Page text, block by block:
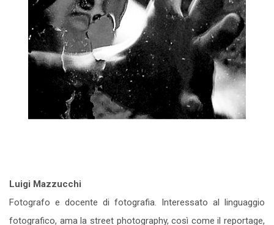
Luigi Mazzucchi
Fotografo e docente di fotografia. Interessato al linguaggio
fotografico, ama la street photography, così come il reportage,